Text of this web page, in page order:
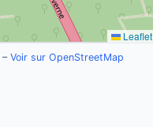
Leaflet
– Voir sur OpenStreetMap